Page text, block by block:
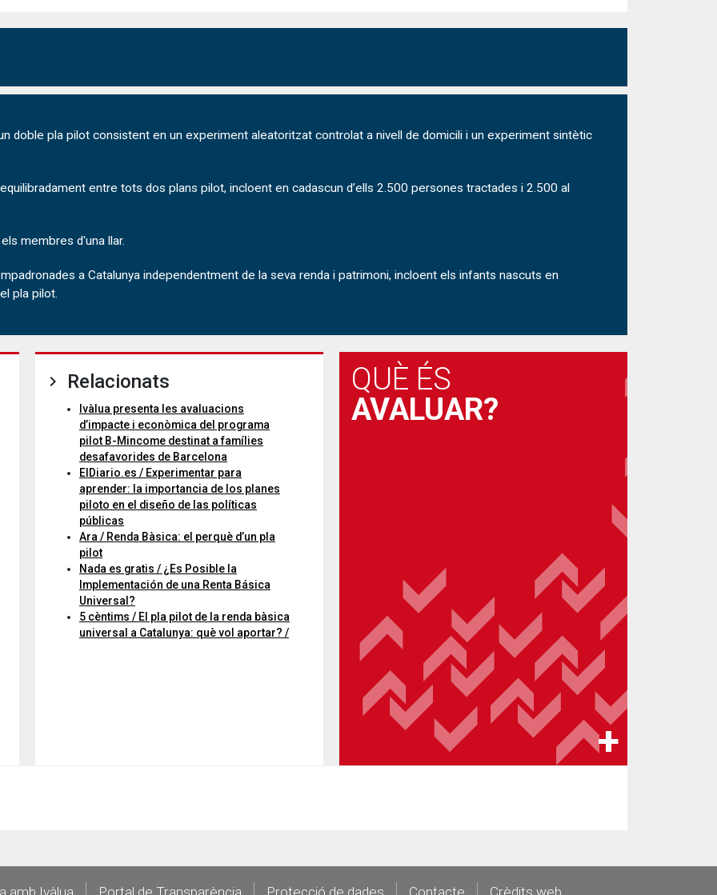
doble pla pilot consistent en un experiment aleatoritzat controlat a nivell de domicili i un experiment sintètic
entre tots dos plans pilot, incloent en cadascun d’ells 2.500 persones tractades i 2.500 al
membres d'una llar.
a Catalunya independentment de la seva renda i patrimoni, incloent els infants nascuts en
pla pilot.
Relacionats
Ivàlua presenta les avaluacions
d’impacte i econòmica del programa
pilot B-Mincome destinat a famílies
desafavorides de Barcelona
ElDiario.es / Experimentar para
aprender: la importancia de los planes
piloto en el diseño de las políticas
públicas
Ara / Renda Bàsica: el perquè d’un pla
pilot
Nada es gratis / ¿Es Posible la
Implementación de una Renta Básica
Universal?
5 cèntims / El pla pilot de la renda bàsica
universal a Catalunya: què vol aportar? /
QUÈ ÉS
AVALUAR?
amb Ivàlua Portal de Transparència Protecció de dades Contacte Crèdits web